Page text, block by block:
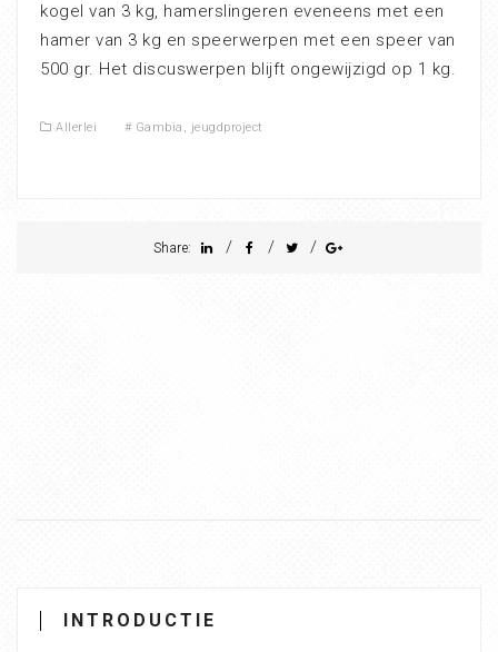
kogel van 3 kg, hamerslingeren eveneens met een
hamer van 3 kg en speerwerpen met een speer van
500 gr. Het discuswerpen blijft ongewijzigd op 1 kg.
Allerlei # Gambia , jeugdproject
Share: / / /
INTRODUCTIE